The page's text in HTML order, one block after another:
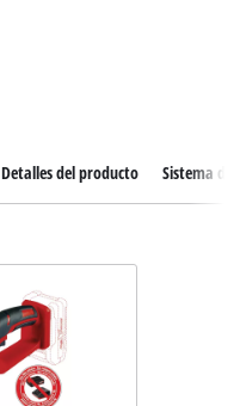
Detalles del producto Sistema de